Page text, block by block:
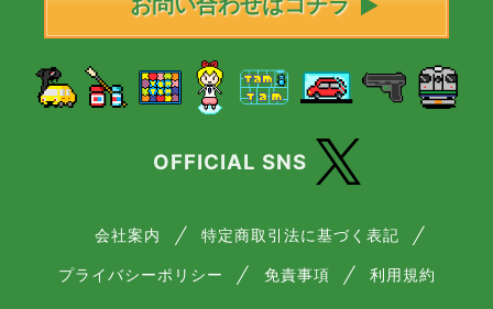
OFFICIAL SNS
会社案内 特定商取引法に基づく表記
プライバシーポリシー 免責事項 利用規約